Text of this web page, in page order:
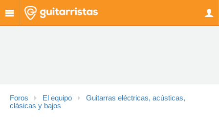
Foros El equipo
Guitarras eléctricas, acústicas,
clásicas y bajos